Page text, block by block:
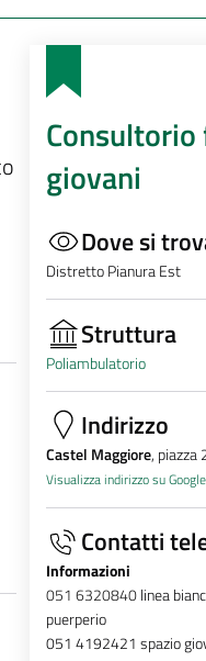
giovani
Dove si
Distretto Pianura Est
Struttura
Poliambulatorio
Indirizzo
Castel Maggiore, piazza
Visualizza indirizzo su
Contatti
Informazioni
051 6320840linea
puerperio
051 4192421 spazio